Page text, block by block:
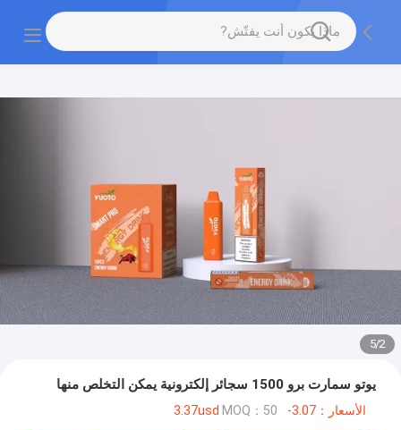
2
/
5
يوتو سمارت برو 1500 سجائر إلكترونية يمكن التخلص منها
الأسعار：3.07-3.37usd MOQ：50